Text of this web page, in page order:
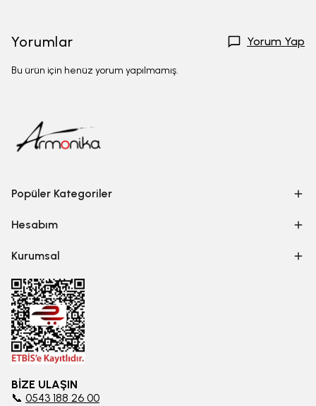
Yorumlar Yorum Yap
Bu ürün için henüz yorum yapılmamış.
Popüler Kategoriler
Hesabım
Kurumsal
BİZE ULAŞIN
📞 0543 188 26 00